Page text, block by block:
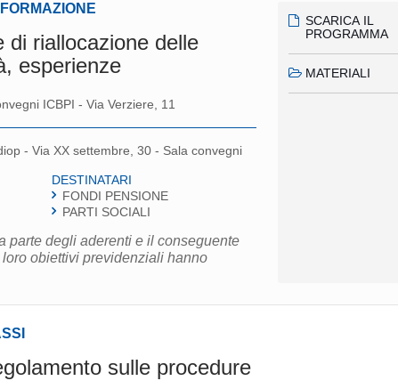
di riallocazione delle
esperienze
ICBPI - Via Verziere, 11
- Via XX settembre, 30 - Sala convegni
DESTINATARI
FONDI PENSIONE
PARTI SOCIALI
parte degli aderenti e il conseguente
obiettivi previdenziali hanno
SCARICA IL
PROGRAMMA
MATERIALI
sulle procedure